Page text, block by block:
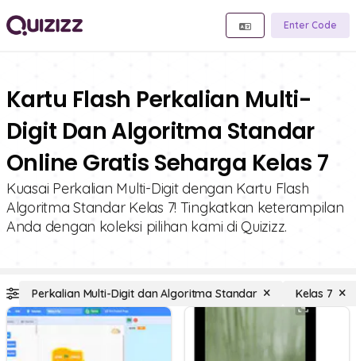
Enter Code
Kartu Flash Perkalian Multi-
Digit Dan Algoritma Standar
Online Gratis Seharga Kelas 7
Kuasai Perkalian Multi-Digit dengan Kartu Flash
Algoritma Standar Kelas 7! Tingkatkan keterampilan
Anda dengan koleksi pilihan kami di Quizizz.
Perkalian Multi-Digit dan Algoritma Standar Kelas 7